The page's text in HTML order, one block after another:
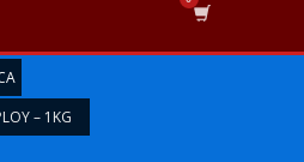
– 1KG